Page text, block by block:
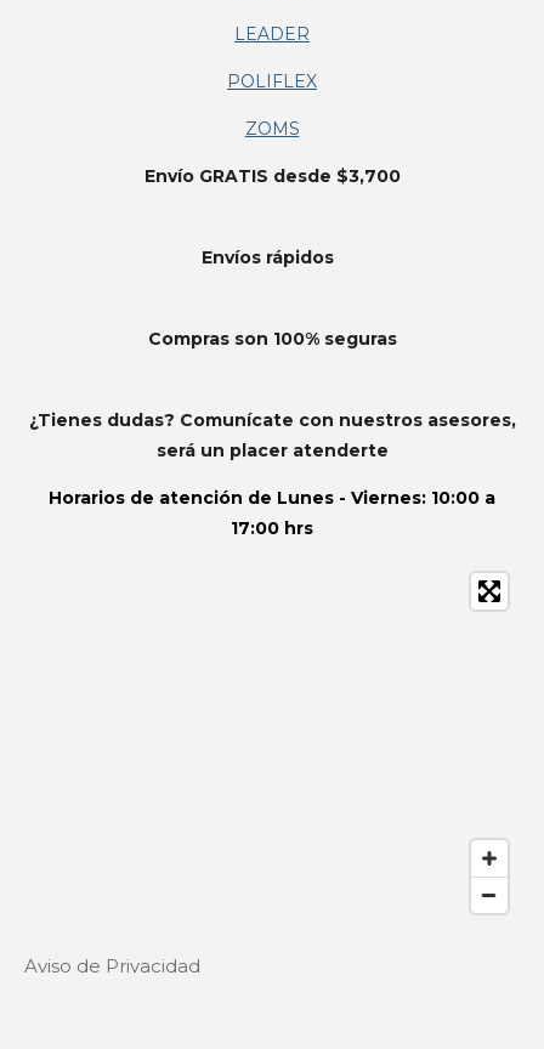
LEADER
POLIFLEX
ZOMS
Envío GRATIS desde $3,700
Envíos rápidos
Compras son 100% seguras
¿Tienes dudas? Comunícate con nuestros asesores,
será un placer atenderte
Horarios de atención de Lunes - Viernes: 10:00 a
17:00 hrs
Aviso de Privacidad